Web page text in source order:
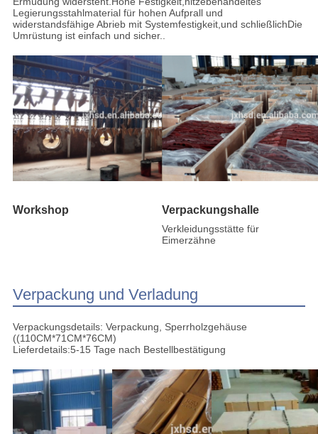
Legierungsstahlmaterial für hohen Aufprall und
widerstandsfähige Abrieb mit Systemfestigkeit,und schließlichDie
Umrüstung ist einfach und sicher..
Workshop Verpackungshalle
Verkleidungsstätte für
Eimerzähne
Verpackung und Verladung
Verpackungsdetails: Verpackung, Sperrholzgehäuse
((110CM*71CM*76CM)
Lieferdetails:5-15 Tage nach Bestellbestätigung